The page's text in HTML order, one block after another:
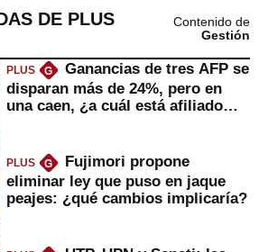
DE PLUS
Contenido de
Gestión
PLUS G
Ganancias de tres AFP se
disparan más de 24%, pero en
una caen, ¿a cuál está afiliado
PLUS G
Fujimori propone
eliminar ley que puso en jaque
peajes: ¿qué cambios implicaría?